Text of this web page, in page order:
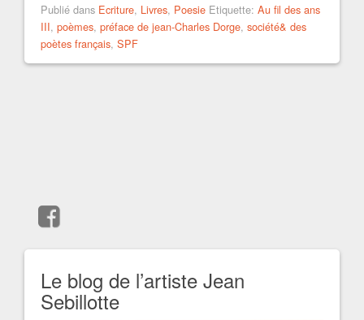
Publié dans Ecriture, Livres, Poesie Etiquette: Au fil des ans
III, poèmes, préface de jean-Charles Dorge, société& des
poètes français, SPF
Le blog de l’artiste Jean
Sebillotte